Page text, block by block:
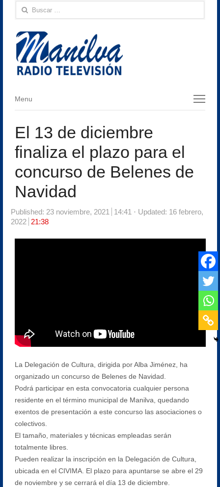
Buscar:
Menu
Menu
El 13 de diciembre
finaliza el plazo para el
concurso de Belenes de
Navidad
Published: 23 noviembre, 2021 14:41
Updated: 16 febrero,
2022
21:38
La Delegación de Cultura, dirigida por Alba Jiménez, ha
organizado un concurso de Belenes de Navidad.
Podrá participar en esta convocatoria cualquier persona
residente en el término municipal de Manilva, quedando
exentos de presentación a este concurso las asociaciones o
colectivos.
El tamaño, materiales y técnicas empleadas serán
totalmente libres.
Pueden realizar la inscripción en la Delegación de Cultura,
ubicada en el CIVIMA. El plazo para apuntarse se abre el 29
de noviembre y se cerrará el día 13 de diciembre.